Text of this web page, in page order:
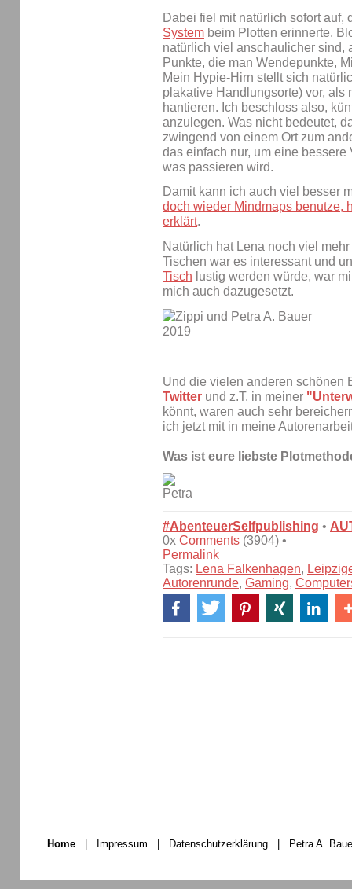
Dabei fiel mit natürlich sofort auf,
System beim Plotten erinnerte.
natürlich viel anschaulicher sind,
Punkte, die man Wendepunkte,
Mein Hypie-Hirn stellt sich
plakative Handlungsorte) vor, als
hantieren. Ich beschloss also,
anzulegen. Was nicht bedeutet,
zwingend von einem Ort zum
das einfach nur, um eine
was passieren wird.
Damit kann ich auch viel besser
doch wieder Mindmaps benutze,
erklärt.
Natürlich hat Lena noch viel
Tischen war es interessant und
Tisch lustig werden würde, war
mich auch dazugesetzt.
Und die vielen anderen schönen
Twitter und z.T. in meiner
könnt, waren auch sehr
ich jetzt mit in meine
Was ist eure liebste
#AbenteuerSelfpublishing •
0x Comments (3904) •
Permalink
Tags: Lena Falkenhagen,
Autorenrunde, Gaming,
Home Impressum Datenschutzerklärung Petra A.